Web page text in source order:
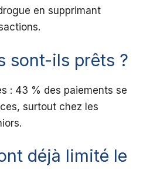
en supprimant
sont-ils prêts ?
: 43 % des paiements se
surtout chez les
déjà limité le